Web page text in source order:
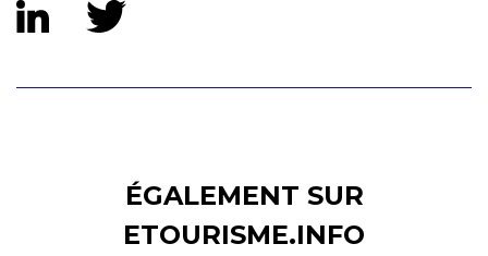
ÉGALEMENT SUR
ETOURISME.INFO